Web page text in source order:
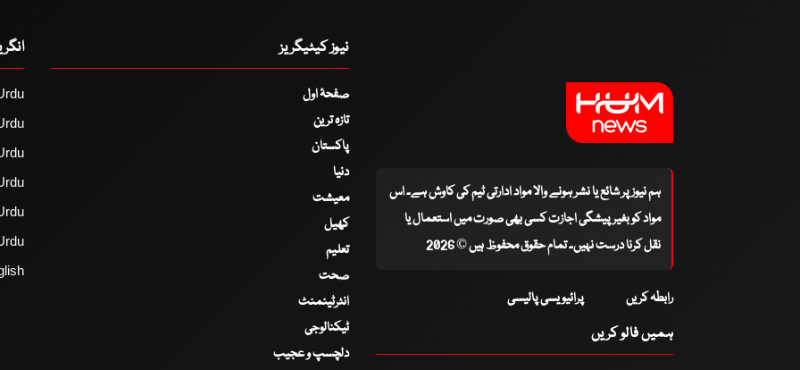
ہم نیوز پر شائع یا نشر ہونے والا مواد ادارتی ٹیم کی کاوش ہے۔ اس
مواد کو بغیر پیشگی اجازت کسی بھی صورت میں استعمال یا
نقل کرنا درست نہیں۔ تمام حقوق محفوظ ہیں © 2026
رابطہ کریں پرائیویسی پالیسی
ہمیں فالو کریں
نیوز کیٹیگریز
صفحۂ اول
تازہ ترین
پاکستان
دنیا
معیشت
کھیل
تعلیم
صحت
انٹرٹینمنٹ
ٹیکنالوجی
دلچسپ و عجیب